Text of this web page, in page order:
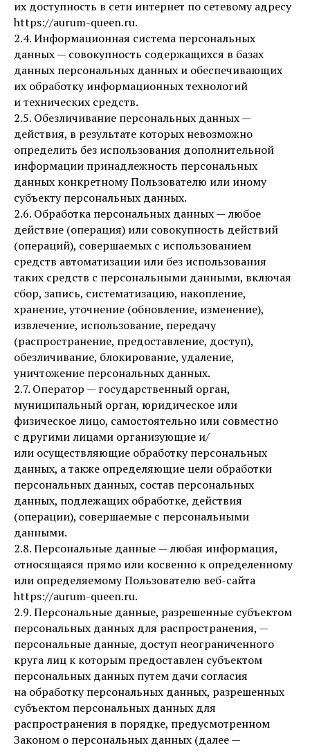
их доступность в сети интернет по сетевому адресу
https://aurum-queen.ru.
2.4. Информационная система персональных
данных — совокупность содержащихся в базах
данных персональных данных и обеспечивающих
их обработку информационных технологий
и технических средств.
2.5. Обезличивание персональных данных —
действия, в результате которых невозможно
определить без использования дополнительной
информации принадлежность персональных
данных конкретному Пользователю или иному
субъекту персональных данных.
2.6. Обработка персональных данных — любое
действие (операция) или совокупность действий
(операций), совершаемых с использованием
средств автоматизации или без использования
таких средств с персональными данными, включая
сбор, запись, систематизацию, накопление,
хранение, уточнение (обновление, изменение),
извлечение, использование, передачу
(распространение, предоставление, доступ),
обезличивание, блокирование, удаление,
уничтожение персональных данных.
2.7. Оператор — государственный орган,
муниципальный орган, юридическое или
физическое лицо, самостоятельно или совместно
с другими лицами организующие и/
или осуществляющие обработку персональных
данных, а также определяющие цели обработки
персональных данных, состав персональных
данных, подлежащих обработке, действия
(операции), совершаемые с персональными
данными.
2.8. Персональные данные — любая информация,
относящаяся прямо или косвенно к определенному
или определяемому Пользователю веб-сайта
https://aurum-queen.ru.
2.9. Персональные данные, разрешенные субъектом
персональных данных для распространения, —
персональные данные, доступ неограниченного
круга лиц к которым предоставлен субъектом
персональных данных путем дачи согласия
на обработку персональных данных, разрешенных
субъектом персональных данных для
распространения в порядке, предусмотренном
Законом о персональных данных (далее —